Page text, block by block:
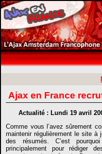
Ajax en France
Actualité : Lundi 19 avril
Comme vous l’avez sûrement
maintenir régulièrement le site à
des résumés. C’est
principalement pour rédiger